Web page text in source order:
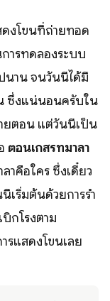
งโขนที่ถ่ายทอด
ารทดลองระบบ
นาน จนวันนี้ได้มี
ซึ่งแน่นอนครับใน
ยตอน แต่วันนี้เป็น
ตอนเกสรทมาลา
าคือใคร ซึ่งเดี๋ยว
เริ่มต้นด้วยการรำ
กโรงตาม
รแสดงโขนเลย